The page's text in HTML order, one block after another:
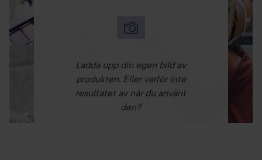
Ladda upp din egen bild av
produkten. Eller varför inte
resultatet av när du använt
den?